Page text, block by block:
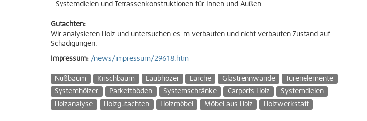
- Systemdielen und Terrassenkonstruktionen für Innen und Außen
Gutachten:
Wir analysieren Holz und untersuchen es im verbauten und nicht verbauten Zustand auf
Schädigungen.
Impressum: /news/impressum/29618.htm
Nußbaum Kirschbaum Laubhözer Lärche Glastrennwände
Türenelemente
Systemhölzer
Parkettböden Systemschränke Carports Holz
Systemdielen
Holzanalyse
Holzgutachten Holzmöbel Möbel aus Holz Holzwerkstatt